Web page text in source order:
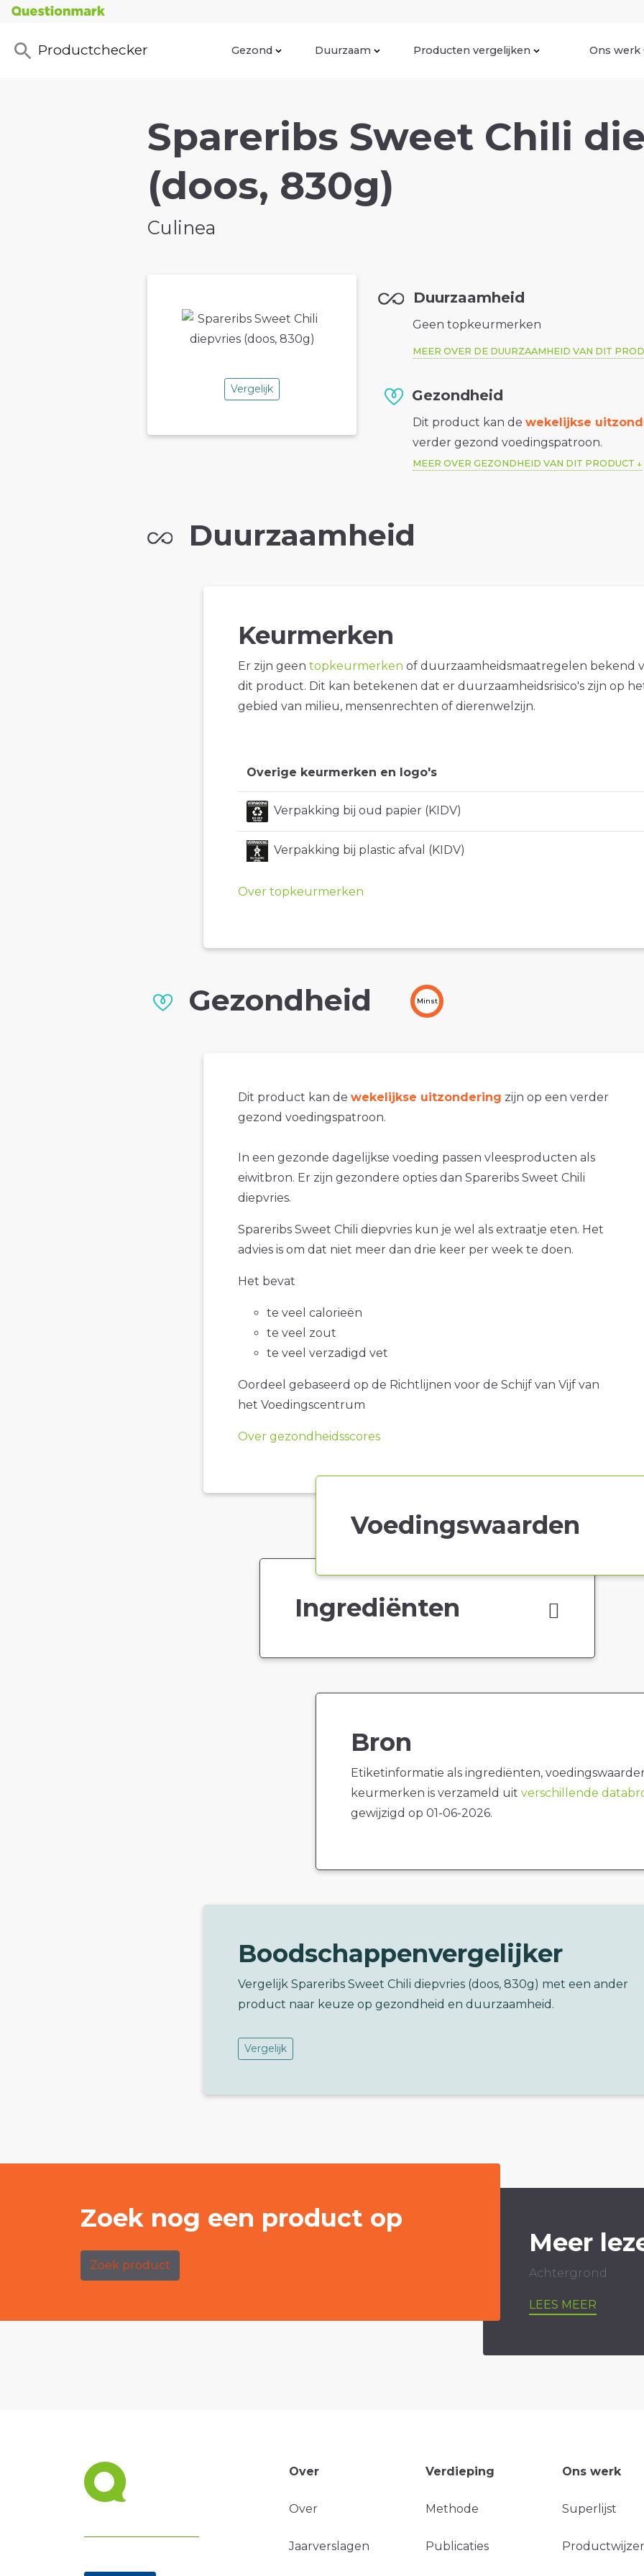
Productchecker Gezond Duurzaam Producten vergelijken Ons werk
Spareribs Sweet Chili
(doos, 830g)
Culinea
Vergelijk
Duurzaamheid
Geen topkeurmerken
MEER OVER DE DUURZAAMHEID VAN DIT
Gezondheid
Dit product kan dewekelijkse
verder gezond voedingspatroon.
MEER OVER GEZONDHEID VAN DIT PRODUCT
Duurzaamheid
Keurmerken
Er zijn geen topkeurmerken of duurzaamheidsmaatregelen bekend
dit product. Dit kan betekenen dat er duurzaamheidsrisico's zijn op
gebied van milieu, mensenrechten of dierenwelzijn.
Overige keurmerken en logo's
Verpakking bij oud papier (KIDV)
Verpakking bij plastic afval (KIDV)
Over topkeurmerken
Gezondheid Minst
Dit product kan de wekelijkse uitzondering zijn op een verder
gezond voedingspatroon.
In een gezonde dagelijkse voeding passen vleesproducten als
eiwitbron. Er zijn gezondere opties dan Spareribs Sweet Chili
diepvries.
Spareribs Sweet Chili diepvries kun je wel als extraatje eten. Het
advies is om dat niet meer dan drie keer per week te doen.
Het bevat
te veel calorieën
te veel zout
te veel verzadigd vet
Oordeel gebaseerd op de Richtlijnen voor de Schijf van Vijf van
het Voedingscentrum
Over gezondheidsscores
Voedingswaarden
Ingrediënten
Bron
Etiketinformatie als ingrediënten,
keurmerken is verzameld uit verschillende
gewijzigd op 01-06-2026.
Boodschappenvergelijker
Vergelijk Spareribs Sweet Chili diepvries (doos, 830g) met een ander
product naar keuze op gezondheid en duurzaamheid.
Vergelijk
Zoek nog een product op
Zoek product
Meer
Achtergrond
LEES MEER
Over
Over
Jaarverslagen
Verdieping
Methode
Publicaties
Ons werk
Superlijst